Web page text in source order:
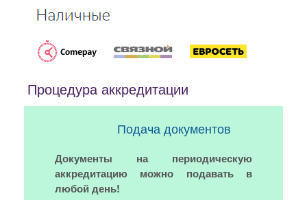
Процедура аккредитации
Подача документов
Документы на периодическую
аккредитацию можно подавать в
любой день!